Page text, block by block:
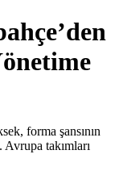
forma şansının
takımları